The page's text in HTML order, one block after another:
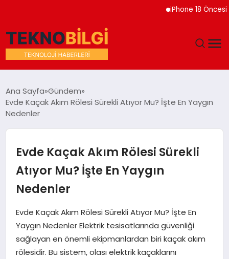
iPhone 18 Öncesi
DÜNYA
MAGAZIN
SAĞLIK
SIYASET
Ana Sayfa Gündem
Evde Kaçak Akım Rölesi Sürekli Atıyor Mu? İşte En Yaygın
Nedenler
Evde Kaçak Akım Rölesi Sürekli
Atıyor Mu? İşte En Yaygın
Nedenler
Evde Kaçak Akım Rölesi Sürekli Atıyor Mu? İşte En
Yaygın Nedenler Elektrik tesisatlarında güvenliği
sağlayan en önemli ekipmanlardan biri kaçak akım
rölesidir. Bu sistem, olası elektrik kaçaklarını